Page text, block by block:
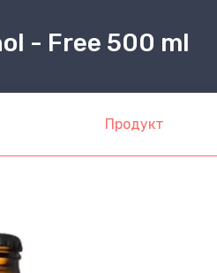
- Free 500 ml
Продукт